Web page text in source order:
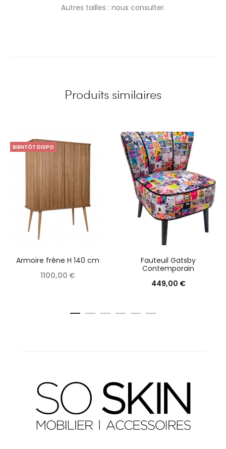
Autres tailles : nous consulter.
Produits similaires
BIENTÔT DISPO
Armoire frêne H 140 cm
1100,00 €
Fauteuil Gatsby
Contemporain
449,00 €